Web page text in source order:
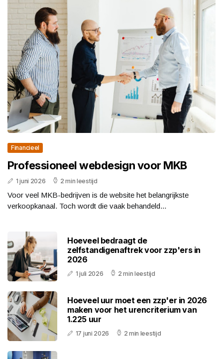
Financieel
Professioneel webdesign voor MKB
1 juni 2026 2 min leestijd
Voor veel MKB-bedrijven is de website het belangrijkste
verkoopkanaal. Toch wordt die vaak behandeld...
Hoeveel bedraagt de
zelfstandigenaftrek voor zzp'ers in
2026
1 juli 2026 2 min leestijd
Hoeveel uur moet een zzp'er in 2026
maken voor het urencriterium van
1.225 uur
17 juni 2026 2 min leestijd